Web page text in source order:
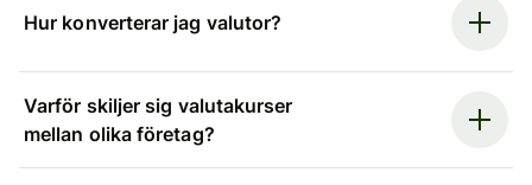
Hur konverterar jag valutor?
Varför skiljer sig valutakurser
mellan olika företag?